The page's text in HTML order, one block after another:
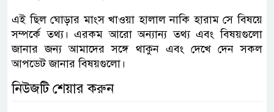
এই ছিল ঘোড়ার মাংস খাওয়া হালাল নাকি হারাম সে বিষয়ে
সম্পর্কে তথ্য। এরকম আরো অন্যান্য তথ্য এবং বিষয়গুলো
জানার জন্য আমাদের সঙ্গে থাকুন এবং দেখে দেন সকল
আপডেট জানার বিষয়গুলো।
নিউজটি শেয়ার করুন